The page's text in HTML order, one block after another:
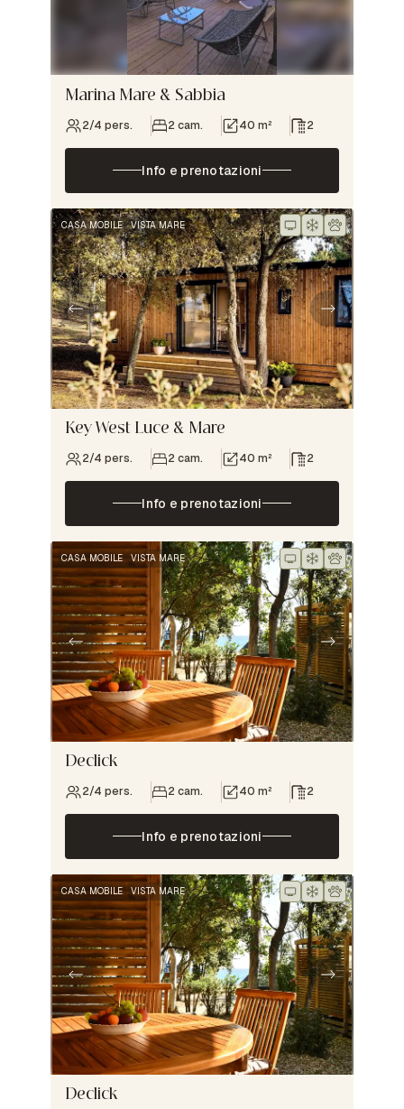
Marina Mare & Sabbia
2/4 pers. 2 cam. 40 m² 2
Info e prenotazioni
CASA MOBILE VISTA MARE
Key West Luce & Mare
2/4 pers. 2 cam. 40 m² 2
Info e prenotazioni
CASA MOBILE VISTA MARE
Declick
2/4 pers. 2 cam. 40 m² 2
Info e prenotazioni
CASA MOBILE VISTA MARE
Declick